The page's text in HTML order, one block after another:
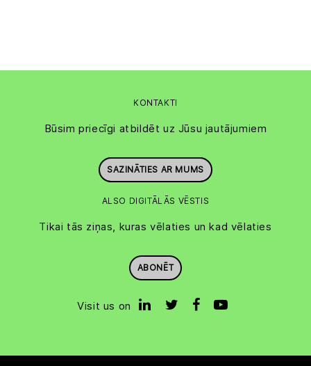
KONTAKTI
Būsim priecīgi atbildēt uz Jūsu jautājumiem
SAZINĀTIES AR MUMS
ALSO DIGITĀLĀS VĒSTIS
Tikai tās ziņas, kuras vēlaties un kad vēlaties
ABONĒT
Visit us on